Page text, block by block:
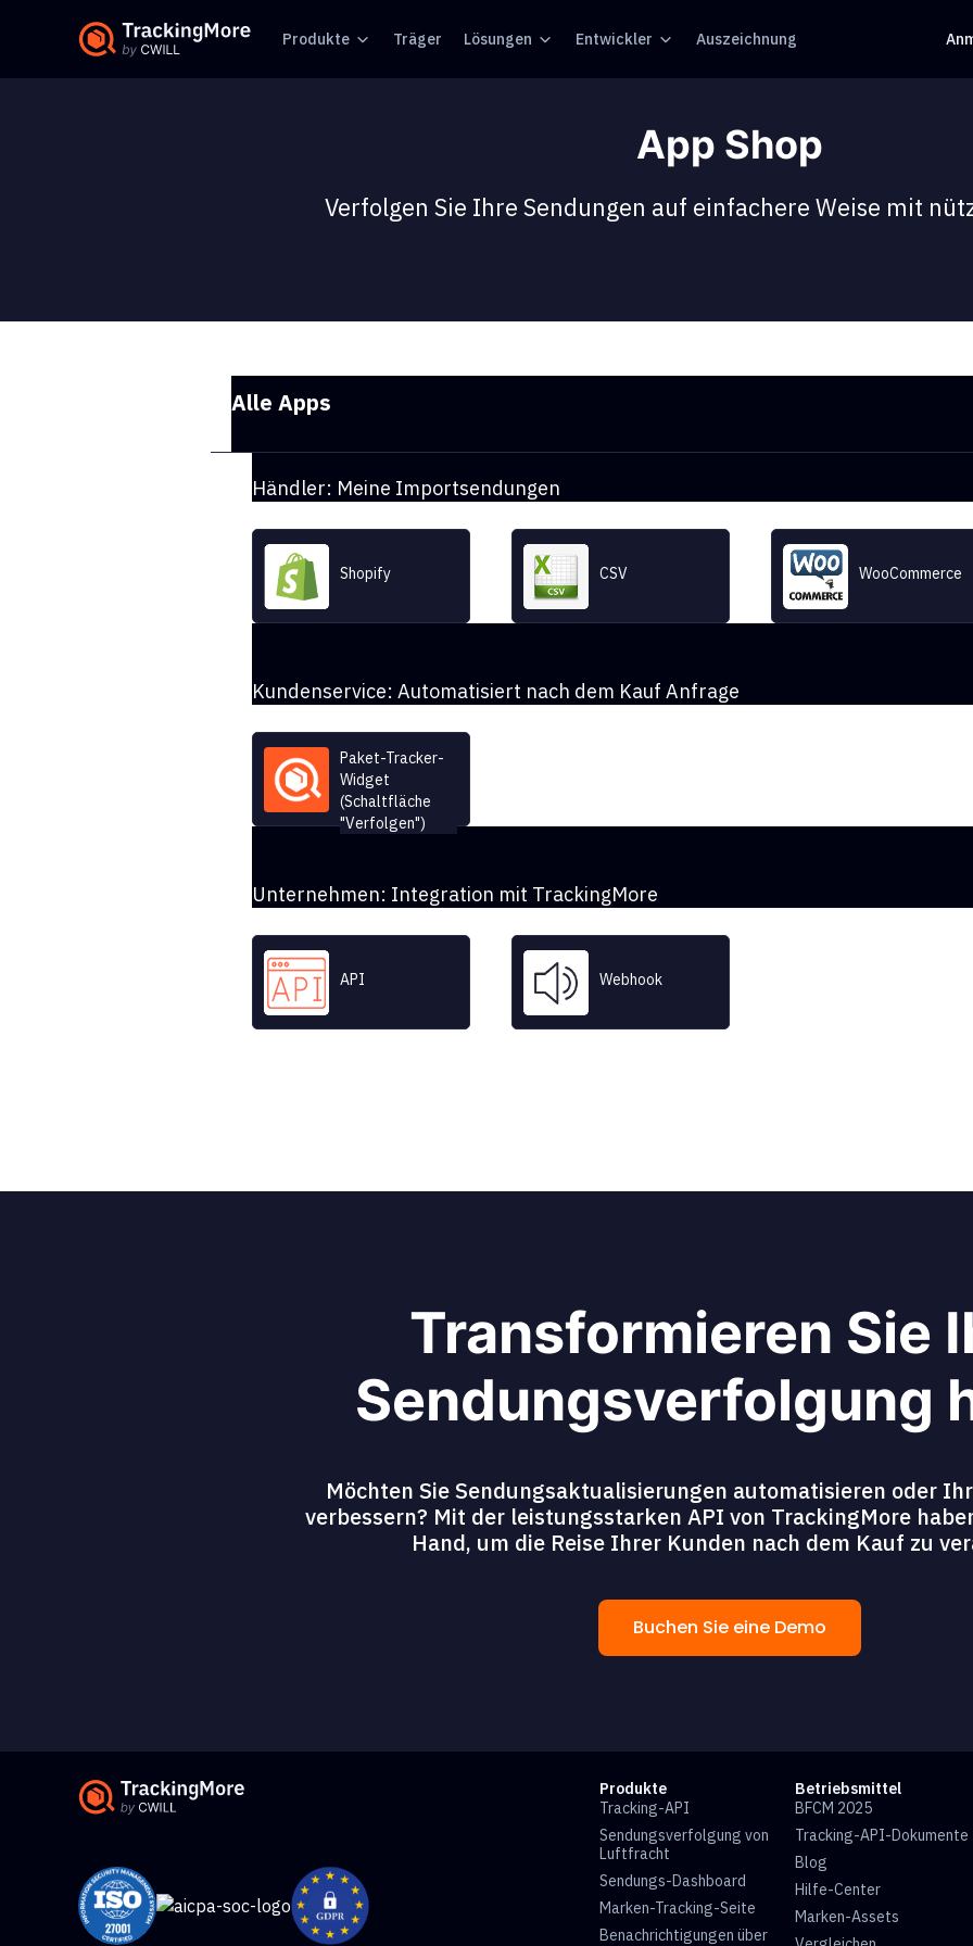
Produkte Träger Lösungen Entwickler Auszeichnung
App Shop
Verfolgen Sie Ihre Sendungen auf einfachere Weise mit
Alle Apps
Händler: Meine Importsendungen
Shopify CSV WooCommerce
Kundenservice: Automatisiert nach dem Kauf Anfrage
Paket-Tracker-
Widget
(Schaltfläche
"Verfolgen")
Unternehmen: Integration mit TrackingMore
API Webhook
Transformieren Sie
Sendungsverfolgung
Möchten Sie Sendungsaktualisierungen automatisieren oder
verbessern? Mit der leistungsstarken API von TrackingMore
Hand, um die Reise Ihrer Kunden nach dem Kauf zu
Buchen Sie eine Demo
Produkte
Tracking-API
Sendungsverfolgung von
Luftfracht
Sendungs-Dashboard
Marken-Tracking-Seite
Benachrichtigungen über
Betriebsmittel
BFCM 2025
Tracking-API-Dokumente
Blog
Hilfe-Center
Marken-Assets